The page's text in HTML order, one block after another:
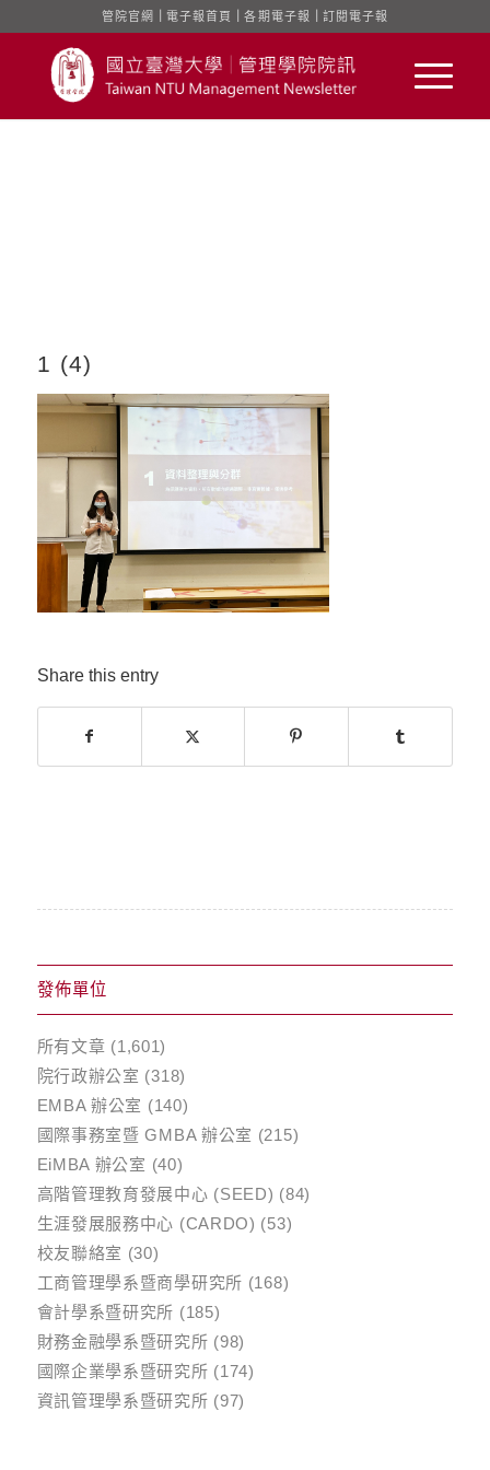
管院官網 電子報首頁 ｜各期電子報 訂閱電子報
1 (4)
Share this entry
發佈單位
所有文章 (1,601)
院行政辦公室 (318)
EMBA 辦公室 (140)
國際事務室暨 GMBA 辦公室 (215)
EiMBA 辦公室 (40)
高階管理教育發展中心 (SEED) (84)
生涯發展服務中心 (CARDO) (53)
校友聯絡室 (30)
工商管理學系暨商學研究所 (168)
會計學系暨研究所 (185)
財務金融學系暨研究所 (98)
國際企業學系暨研究所 (174)
資訊管理學系暨研究所 (97)